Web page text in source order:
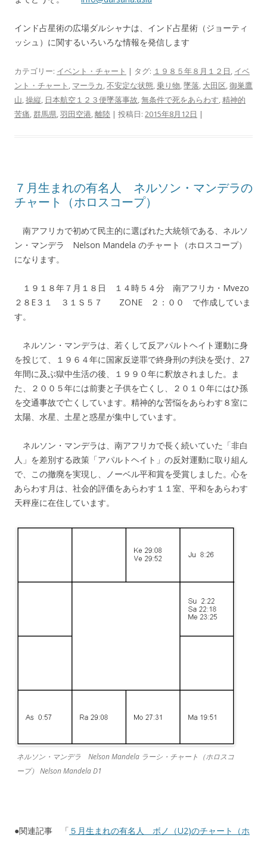
インド占星術の広場ダルシャナは、インド占星術（ジョーティ
ッシュ）に関するいろいろな情報を発信します
カテゴリー: イベント・チャート | タグ: １９８５年８月１２日, イベ
ント・チャート , マーラカ,不安定な状態,乗り物,墜落, 大田区,御巣鷹
山,操縦, 日本航空１２３便墜落事故,無条件で死をあらわす,精神的
苦痛,群馬県,羽田空港,離陸 | 投稿日: 2015年8月12日 |
７月生まれの有名人 ネルソン・マンデラの
チャート（ホロスコープ）
南アフリカで初めて民主的に選ばれた大統領である、ネルソ
ン・マンデラ Nelson Mandela のチャート（ホロスコープ）
になります。
１９１８年７月１８日 １４時５４分 南アフリカ・Mvezo
２８E３１ ３１Ｓ５７ ZONE ２：００ で作成していま
す。
ネルソン・マンデラは、若くして反アパルトヘイト運動に身
を投じて、１９６４年に国家反逆罪で終身刑の判決を受け、27
年間に及ぶ獄中生活の後、１９９０年に釈放されました。ま
た、２００５年には前妻と子供を亡くし、２０１０年にはひ孫
を交通事故で亡くしています。精神的な苦悩をあらわす８室に
太陽、水星、土星と惑星が集中しています。
ネルソン・マンデラは、南アフリカで長く続いていた「非白
人」を差別する政策「アパルトヘイト」の反対運動に取り組ん
で、この撤廃を実現し、ノーベル平和賞を受賞しました。心を
あらわす月は、社会的評価をあらわす１１室、平和をあらわす
天秤座に在住しています。
ネルソン・マンデラ Nelson Mandela ラーシ・チャート（ホロスコ
ープ） Nelson Mandela D1
●関連記事 「 ５月生まれの有名人 ボノ（U2)のチャート（ホ